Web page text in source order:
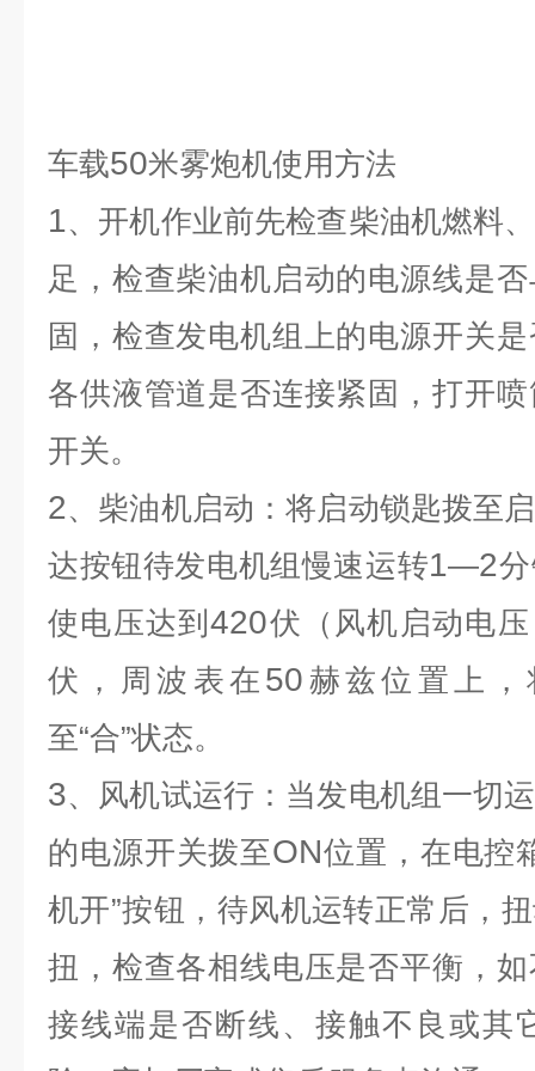
车载50米雾炮机使用方法
1、开机作业前先检查柴油机燃料
足，检查柴油机启动的电源线是
固，检查发电机组上的电源开关
各供液管道是否连接紧固，打开
开关。
2、柴油机启动：将启动锁匙拨至
达按钮待发电机组慢速运转1—2
使电压达到420伏（风机启动电
伏，周波表在 50 赫兹位置上
至“合”状态。
3、风机试运行：当发电机组一切
的电源开关拨至ON位置，在电控
机开”按钮，待风机运转正常后，
扭，检查各相线电压是否平衡，
接线端是否断线、接触不良或其